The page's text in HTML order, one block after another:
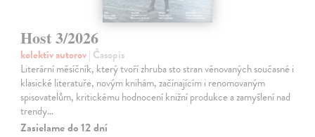
Host 3/2026
kolektív autorov| Časopis
Literární měsíčník, který tvoří zhruba sto stran věnovaných současné i
klasické literatuře, novým knihám, začínajícím i renomovaným
spisovatelům, kritickému hodnocení knižní produkce a zamyšlení nad
trendy…
Zasielame do 12 dní